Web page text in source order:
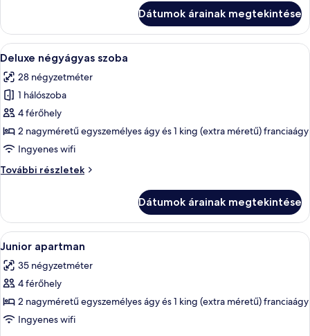
részletei
Dátumok árainak megtekintése
A
következő
szoba
összes
képének
megtekintése:
Deluxe
szoba
Egy hálószoba, amelyben van egy
17
Deluxe négyágyas szoba
28 négyzetméter
1 hálószoba
4 férőhely
2 nagyméretű egyszemélyes ágy és 1 king (extra méretű) franciaágy
Ingyenes wifi
További részletek
Deluxe
részletei
Dátumok árainak megtekintése
A
következő
szoba
összes
képének
megtekintése:
Egy hálószoba, amelyben van egy
5
Junior apartman
35 négyzetméter
4 férőhely
2 nagyméretű egyszemélyes ágy és 1 king (extra méretű) franciaágy
Ingyenes wifi